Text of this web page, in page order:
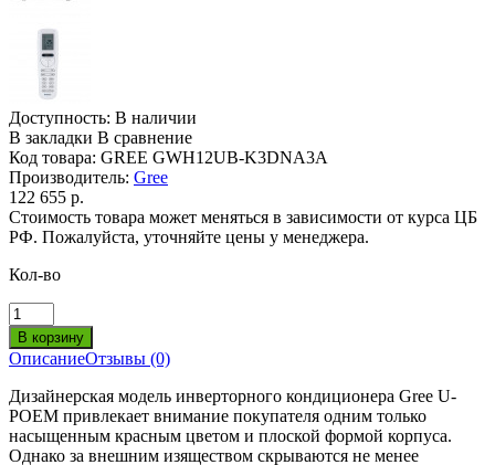
Доступность: В наличии
В закладки В сравнение
Код товара: GREE GWH12UB-K3DNA3A
Производитель: Gree
122 655 р.
Стоимость товара может меняться в зависимости от курса ЦБ
РФ. Пожалуйста, уточняйте цены у менеджера.
Кол-во
ОписаниеОтзывы (0)
Дизайнерская модель инверторного кондиционера Gree U-
POEM привлекает внимание покупателя одним только
насыщенным красным цветом и плоской формой корпуса.
Однако за внешним изяществом скрываются не менее